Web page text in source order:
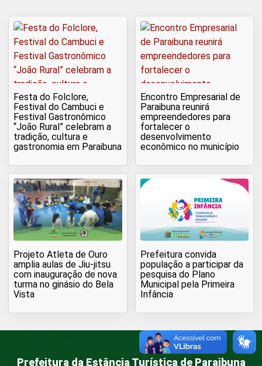
Festa do Folclore,
Festival do Cambuci e
Festival Gastronômico
“João Rural” celebram a
tradição, cultura e
gastronomia em Paraibuna
Encontro Empresarial de
Paraibuna reunirá
empreendedores para
fortalecer o
desenvolvimento
econômico no município
Projeto Atleta de Ouro
amplia aulas de Jiu-jitsu
com inauguração de nova
turma no ginásio do Bela
Vista
Prefeitura convida
população a participar da
pesquisa do Plano
Municipal pela Primeira
Infância
Prefeitura da Estância Turística de Paraibuna